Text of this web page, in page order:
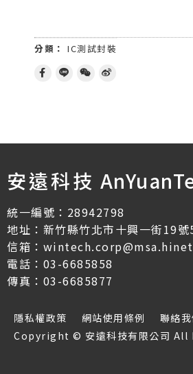
分類： IC測試封裝
安遠科技
統一編號：28942798
地址：新竹縣竹北市十興一街19號
信箱：
電話：03-6685858
傳真：03-6685877
隱私權政策 網站使用條例
聯絡
Copyright © 安遠科技有限公司